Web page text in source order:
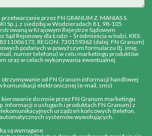
przez FN GRANUM Z. MANIAS S.
Sp. j. z siedzibą w Wodzieradach 81, 98-105
w Krajowym Rejestrze Sądowym
Sąd Rejonowy dla Łodzi – Śródmieścia w lodzi, KRS:
REGON: 730159362 (dalej: FN Granum)
podanych w powyższym formularzu (tj. imię,
numer telefonu) w celu marketingu produktów
oraz w celach wykonywania ewentualnej
otrzymywanie od FN Granum informacji handlowej
komunikacji elektronicznej (e-mail, sms)
kierowanie do mnie przez FN Granum marketingu
informacji o usługach i produktach FN Granum) z
urządzeń końcowych (telefon,
systemów wywołujących.
są wymagane